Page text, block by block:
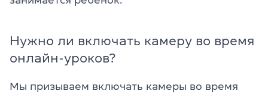
Нужно ли включать камеру во время
онлайн-уроков?
Мы призываем включать камеры во время